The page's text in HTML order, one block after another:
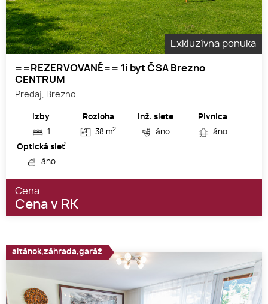
Exkluzívna ponuka
==REZERVOVANÉ== 1i byt ČSA Brezno
CENTRUM
Predaj, Brezno
Izby
1
Rozloha
38 m2
Inž. siete
áno
Pivnica
áno
Optická sieť
áno
Cena
Cena v RK
altánok,záhrada,garáž